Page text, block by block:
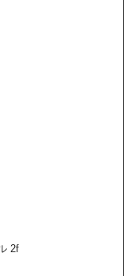
2f